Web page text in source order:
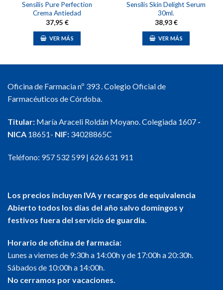
Sensilis Pure Perfection
Crema Antiedad
37,95 €
VER MÁS
Sensilis Skin Delight Serum
30ml.
38,93€
VER MÁS
Oficina de Farmacia nº 393 . Colegio Oficial de
Farmacéuticos de Córdoba.
Titular: María Araceli Roldán Moyano. Colegiada 1607 -
NICA 18651- NIF: 34028865C
Teléfono: 957 532 599| 626 631 911
Los precios incluyen IVA y recargos de equivalencia
Abierto todos los días del año salvo domingos y
festivos fuera del servicio de guardia.
Horario de oficina de farmacia:
Lunes a viernes de 9:30h a 14:00h y de 17:00h a 20:30h.
Sábados de 10:00h a 14:00h.
No cerramos por vacaciones.